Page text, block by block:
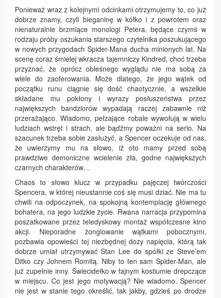
Ponieważ wraz z kolejnymi odcinkami otrzymujemy to, co już
dobrze znamy, czyli bieganinę w kółko i z powrotem oraz
nienaturalnie brzmiące monologi Petera, będące czymś w
rodzaju próby oszukania starszego czytelnika poszukującego
w nowych przygodach Spider-Mana ducha minionych lat. Na
scenę coraz śmielej wkracza tajemniczy Kindred, choć trzeba
przyznać, że oprócz obleśnego wyglądu nie ma sobą za
wiele do zaoferowania. Może dlatego, że jego wątek od
początku runu ciągnie się dość chaotycznie, a wszelkie
składane mu pokłony i wyrazy posłuszeństwa przez
największych bandziorów wypadają raczej zabawnie niż
przerażająco. Wiadomo, pełzające robale wywołują w wielu
ludziach wstręt i strach, ale bądźmy poważni na serio. Na
szacunek trzeba sobie zasłużyć, a Spencer oczekuje od nas,
że uwierzymy mu na słowo, iż oto mamy przed sobą
prawdziwe demoniczne wcielenie zła, godne największych
czarnych charakterów…
Chaos to słowo klucz w przypadku pajęczej twórczości
Spencera, w której nieustannie coś się musi dziać. Nie ma tu
chwili na odpoczynek, na spokojną kontemplację głównego
bohatera, na jego ludzkie życie. Rwana narracja przypomina
poszatkowane przez teledyskowy montaż współczesne kino
akcji. Nieporadne żonglowanie wątkami pobocznymi,
pozbawia opowieści tej niezbędnej dozy napięcia, którą tak
dobrze umiał utrzymywać Stan Lee do spółki ze Steve’em
Ditko czy Johnem Romitą. Niby to ten sam Spider-Man, ale
już zupełnie inny. Świecidełko w fajnym kostiumie drepczące
w miejscu. Co jest jego motywacją? Nie wiadomo. Spencer
nie jest w stanie tego określić, tak jakby, gdzieś po drodze